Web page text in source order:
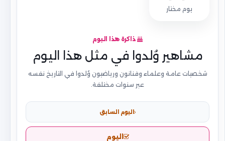
يوم مختار
ذاكرة هذا اليوم
مشاهير وُلدوا في مثل هذا اليوم
شخصيات عامة وعلماء وفنانون ورياضيون وُلدوا في التاريخ نفسه
عبر سنوات مختلفة.
اليوم السابق
اليوم